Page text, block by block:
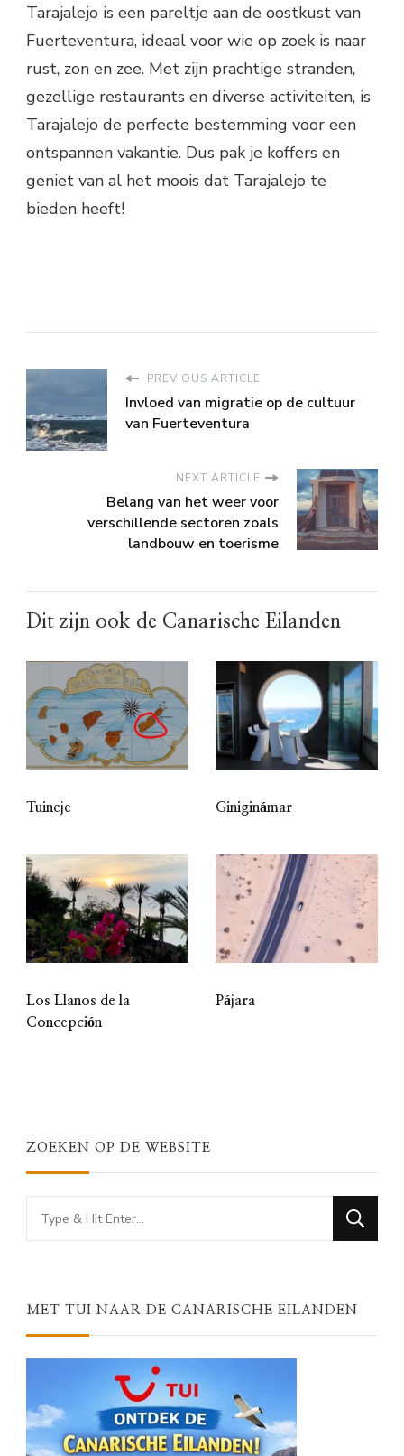
Tarajalejo is een pareltje aan de oostkust van
Fuerteventura, ideaal voor wie op zoek is naar
rust, zon en zee. Met zijn prachtige stranden,
gezellige restaurants en diverse activiteiten, is
Tarajalejo de perfecte bestemming voor een
ontspannen vakantie. Dus pak je koffers en
geniet van al het moois dat Tarajalejo te
bieden heeft!
PREVIOUS ARTICLE
Invloed van migratie op de cultuur
van Fuerteventura
NEXT ARTICLE
Belang van het weer voor
verschillende sectoren zoals
landbouw en toerisme
Dit zijn ook de Canarische Eilanden
Tuineje Giniginámar
Los Llanos de la
Concepción
Pájara
ZOEKEN OP DE WEBSITE
Looking
for
MET TUI NAAR DE CANARISCHE EILANDEN